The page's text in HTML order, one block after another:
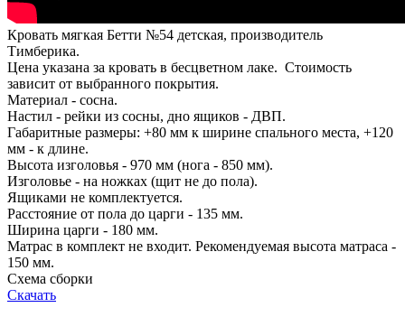
Кровать мягкая Бетти №54 детская, производитель
Тимберика.
Цена указана за кровать в бесцветном лаке. Стоимость
зависит от выбранного покрытия.
Материал - сосна.
Настил - рейки из сосны, дно ящиков - ДВП.
Габаритные размеры: +80 мм к ширине спального места, +120
мм - к длине.
Высота изголовья - 970 мм (нога - 850 мм).
Изголовье - на ножках (щит не до пола).
Ящиками не комплектуется.
Расстояние от пола до царги - 135 мм.
Ширина царги - 180 мм.
Матрас в комплект не входит. Рекомендуемая высота матраса -
150 мм.
Схема сборки
Скачать